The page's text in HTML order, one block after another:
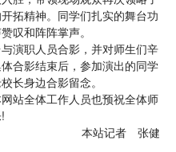
拓精神。同学们扎实的舞台功
叹和阵阵掌声。
职人员合影，并对师生们辛
合影结束后，参加演出的同学
长身边合影留念。
全体工作人员也预祝全体师
本站记者 张健